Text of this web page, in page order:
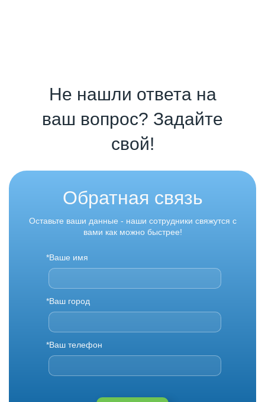
Не нашли ответа на
ваш вопрос? Задайте
свой!
Обратная связь
Оставьте ваши данные - наши сотрудники свяжутся с
вами как можно быстрее!
*Ваше имя
*Ваш город
*Ваш телефон